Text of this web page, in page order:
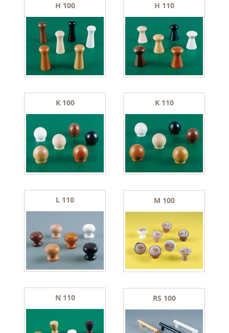
H 100 H 110
K 100 K 110
L 110 M 100
N 110 RS 100